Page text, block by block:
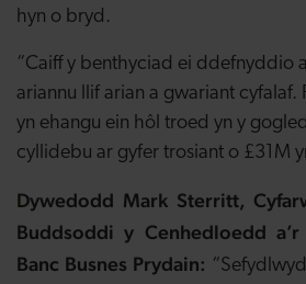
hyn o bryd.
“Caiff y benthyciad ei ddefnyddio
ariannu llif arian a gwariant cyfalaf.
yn ehangu ein hôl troed yn y
cyllidebu ar gyfer trosiant o £31M
Dywedodd Mark Sterritt,
Buddsoddi y Cenhedloedd a’r
Banc Busnes Prydain: